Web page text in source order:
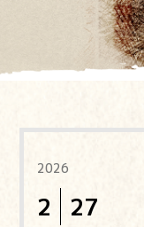
2026
2 27